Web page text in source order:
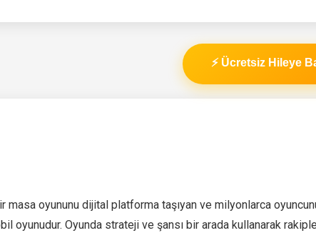
⚡ Ücretsiz Hileye
masa oyununu dijital platforma taşıyan ve milyonlarca
oyunudur. Oyunda strateji ve şansı bir arada kullanarak